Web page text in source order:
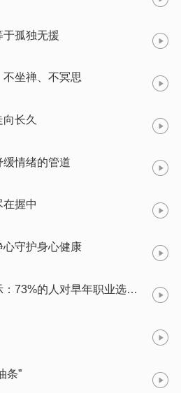
孤独无援
坐禅、不冥思
长久
情绪的管道
握中
守护身心健康
禅悟人生｜全球调查显示：73%的人对早年职业选择后悔
条”